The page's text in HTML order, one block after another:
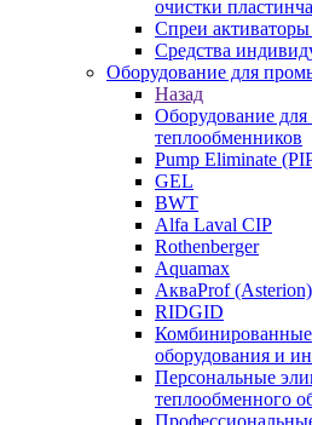
очистки
Спреи
Средства
Оборудование для
Назад
Оборудование
теплообменников
Pump Eliminate
GEL
BWT
Alfa Laval CIP
Rothenberger
Aquamax
АкваProf (Asterion)
RIDGID
оборудования и
Персональные
теплообменного